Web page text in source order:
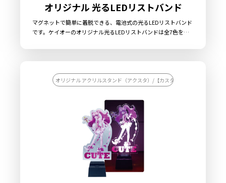
オリジナル 光るLEDリストバンド
マグネットで簡単に着脱できる、電池式の光るLEDリストバンド
です。ケイオーのオリジナル光るLEDリストバンドは全7色をご
ルリストバンドとしてグッズ展開やシリーズ展開が可能です。ま
幅が広がります。メンバーカラーに合わせたアイドルオリジナル
ズ、ライブや音楽フェスなどのイベント用のオリジナルグッズに
も最適なアイテムとなっております。販売に必要な資材も取り揃
えておりますので、お客様にはデザインを入稿していただくだけ
でオリジナル商品として販売していただくことができます。国内
生産で小ロットからの製作も承っておりますので、お気軽にご相
オリジナル アクリルスタンド（アクスタ）/【カスタマイズ対応】オリジ